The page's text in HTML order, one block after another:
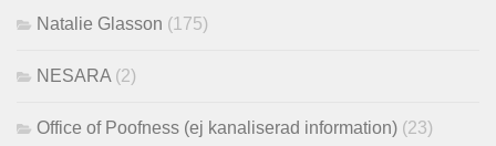
Natalie Glasson (175)
NESARA (2)
Office of Poofness (ej kanaliserad information) (23)